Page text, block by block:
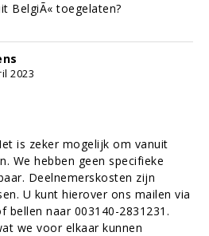
BelgiÃ« toegelaten?
2023
is zeker mogelijk om vanuit
We hebben geen specifieke
Deelnemerskosten zijn
U kunt hierover ons mailen via
bellen naar 003140-2831231.
we voor elkaar kunnen